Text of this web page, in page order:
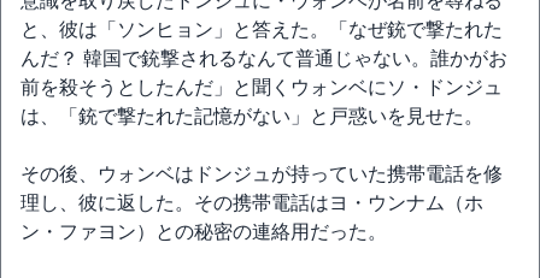
と、彼は「ソンヒョン」と答えた。「なぜ銃で撃たれた
んだ？ 韓国で銃撃されるなんて普通じゃない。誰かがお
前を殺そうとしたんだ」と聞くウォンベにソ・ドンジュ
は、「銃で撃たれた記憶がない」と戸惑いを見せた。
その後、ウォンベはドンジュが持っていた携帯電話を修
理し、彼に返した。その携帯電話はヨ・ウンナム（ホ
ン・ファヨン）との秘密の連絡用だった。